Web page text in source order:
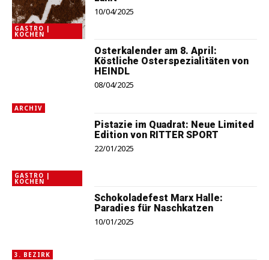
GASTRO |
KOCHEN
10/04/2025
ARCHIV
Osterkalender am 8. April:
Köstliche Osterspezialitäten von
HEINDL
08/04/2025
GASTRO |
KOCHEN
Pistazie im Quadrat: Neue Limited
Edition von RITTER SPORT
22/01/2025
3. BEZIRK
Schokoladefest Marx Halle:
Paradies für Naschkatzen
10/01/2025